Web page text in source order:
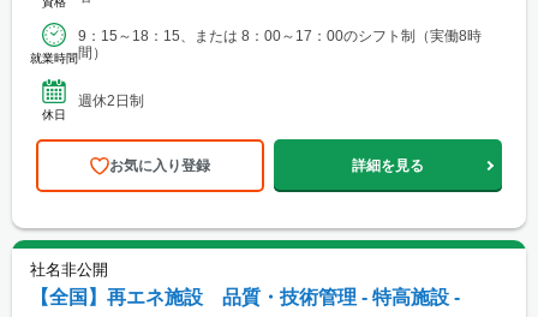
就業時間
9：15～18：15、または 8：00～17：00のシフト制（実働8時
間）
休日
週休2日制
お気に入り登録 詳細を見る
社名非公開
【全国】再エネ施設 品質・技術管理 - 特高施設 -